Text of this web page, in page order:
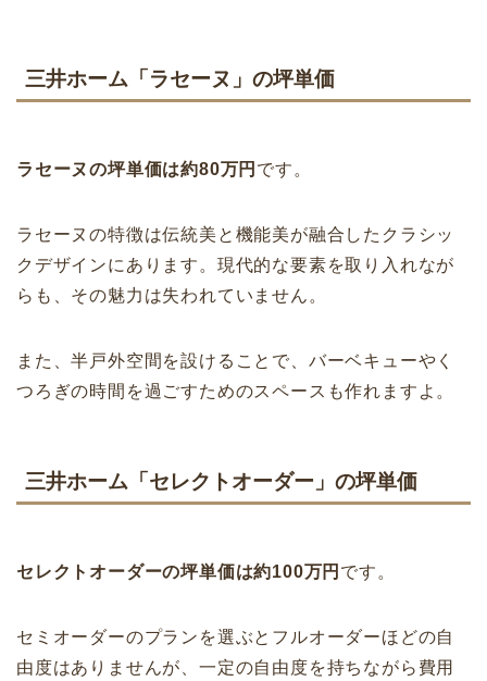
三井ホーム「ラセーヌ」の坪単価
ラセーヌの坪単価は約80万円 です。
ラセーヌの特徴は伝統美と機能美が融合したクラシッ
クデザインにあります。現代的な要素を取り入れなが
らも、その魅力は失われていません。
また、半戸外空間を設けることで、バーベキューやく
つろぎの時間を過ごすためのスペースも作れますよ。
三井ホーム「セレクトオーダー」の坪単価
セレクトオーダーの坪単価は約100万円 です。
セミオーダーのプランを選ぶとフルオーダーほどの自
由度はありませんが、一定の自由度を持ちながら費用